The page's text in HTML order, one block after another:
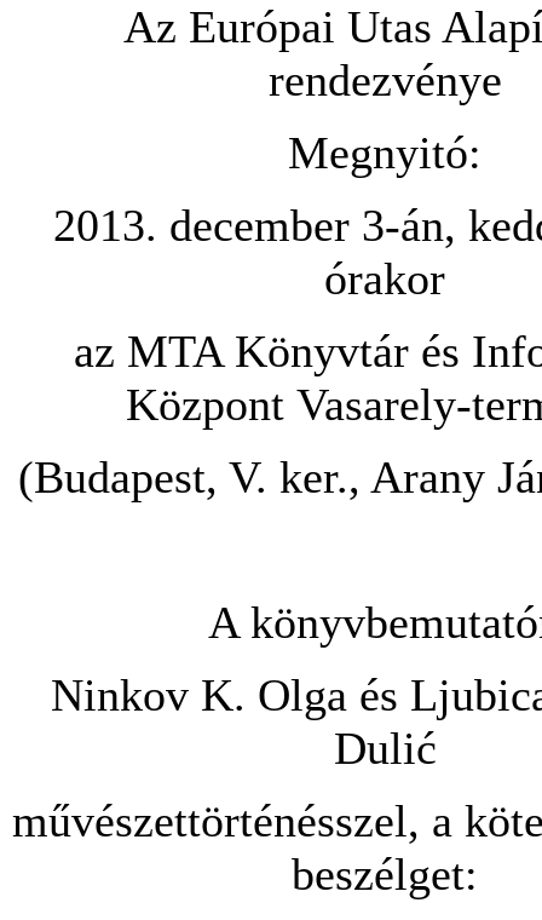
Az Európai Utas
rendezvénye
Megnyitó:
2013. december 3-án,
órakor
az MTA Könyvtár és
Központ Vasarely-
(Budapest, V. ker., Arany
A
Ninkov K. Olga és
Dulić
művészettörténésszel, a
beszélget: